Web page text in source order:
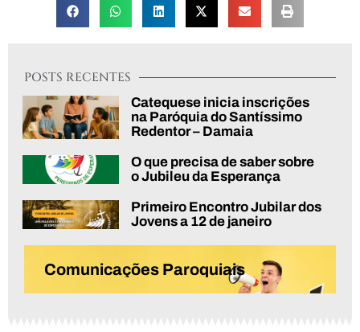
POSTS RECENTES
Catequese inicia inscrições
na Paróquia do Santíssimo
Redentor – Damaia
O que precisa de saber sobre
o Jubileu da Esperança
Primeiro Encontro Jubilar dos
Jovens a 12 de janeiro
Comunicações Paroquiais